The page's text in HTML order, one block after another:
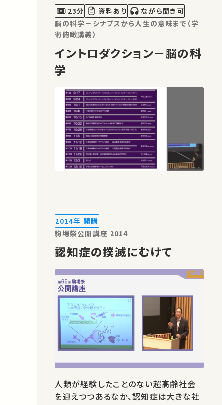
の歴史を統合する試みを行い、文系と理
系を統合する書として高…
23分 資料あり
ながら聞き可
脳の科学－シナプスから人生の意味まで（学
術俯瞰講義）
イントロダクション－脳の科
学
2014年 開講
駒場祭公開講座 2014
認知症の撲滅にむけて
人類が経験したことのない超高齢社会
を迎えつつあるなか、認知症は大きな社